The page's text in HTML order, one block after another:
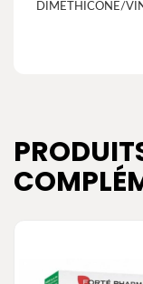
DIMETHICONE/